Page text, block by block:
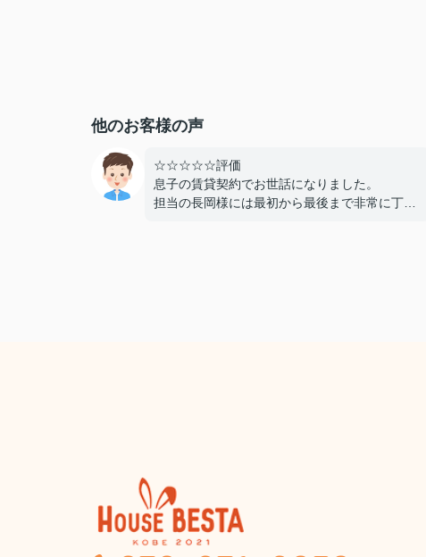
他のお客様の声
☆☆☆☆☆評価
息子の賃貸契約でお世話になりました。
担当の長岡様には最初から最後まで非常に丁寧